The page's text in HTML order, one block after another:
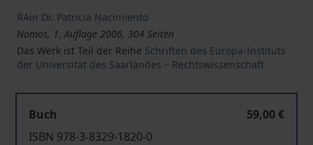
RAin Dr. Patricia Nacimiento
Nomos, 1. Auflage 2006, 304 Seiten
Das Werk ist Teil der Reihe Schriften des Europa-Instituts
der Universität des Saarlandes – Rechtswissenschaft
Buch
59,00 €
ISBN 978-3-8329-1820-0